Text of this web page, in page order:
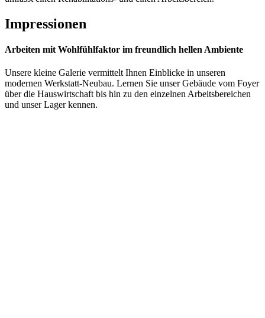
Impressionen
Arbeiten mit Wohlfühlfaktor im freundlich hellen Ambiente
Unsere kleine Galerie vermittelt Ihnen Einblicke in unseren
modernen Werkstatt-Neubau. Lernen Sie unser Gebäude vom Foyer
über die Hauswirtschaft bis hin zu den einzelnen Arbeitsbereichen
und unser Lager kennen.